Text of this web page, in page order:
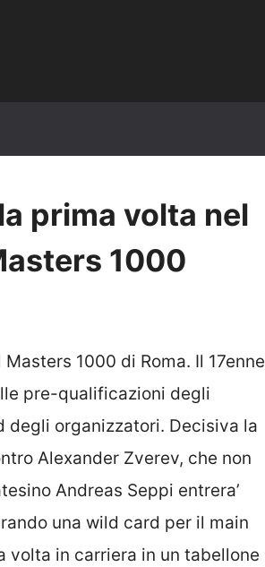
prima volta nel
1000
1000 di Roma. Il 17enne
pre-qualificazioni degli
degli organizzatori. Decisiva la
Alexander Zverev, che non
Andreas Seppi entrera’
una wild card per il main
volta in carriera in un tabellone